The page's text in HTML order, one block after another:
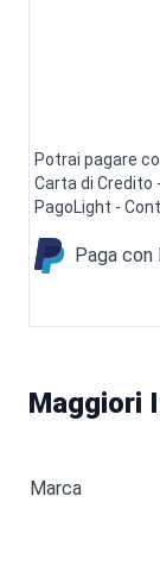
Potrai pagare
Carta di Credito
PagoLight -
Paga con
Maggiori
Marca